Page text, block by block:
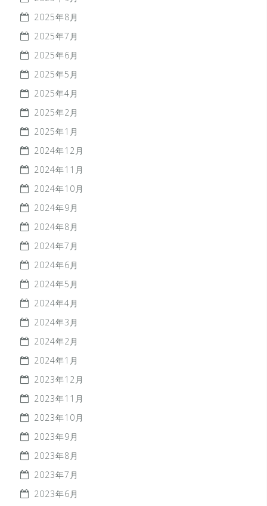
2025年8月
2025年7月
2025年6月
2025年5月
2025年4月
2025年2月
2025年1月
2024年12月
2024年11月
2024年10月
2024年9月
2024年8月
2024年7月
2024年6月
2024年5月
2024年4月
2024年3月
2024年2月
2024年1月
2023年12月
2023年11月
2023年10月
2023年9月
2023年8月
2023年7月
2023年6月